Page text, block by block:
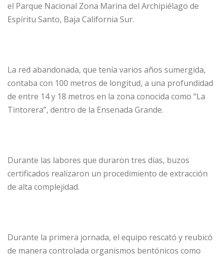
el Parque Nacional Zona Marina del Archipiélago de
Espíritu Santo, Baja California Sur.
La red abandonada, que tenía varios años sumergida,
contaba con 100 metros de longitud, a una profundidad
de entre 14 y 18 metros en la zona conocida como “La
Tintorera”, dentro de la Ensenada Grande.
Durante las labores que duraron tres días, buzos
certificados realizaron un procedimiento de extracción
de alta complejidad.
Durante la primera jornada, el equipo rescató y reubicó
de manera controlada organismos bentónicos como